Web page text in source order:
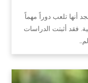
أنها تلعب دوراً مهماً
فقد أثبتت الدراسات